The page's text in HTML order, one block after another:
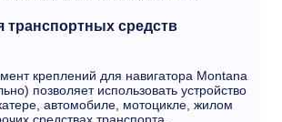
транспортных средств
креплений для навигатора Montana
позволяет использовать устройство
автомобиле, мотоцикле, жилом
средствах транспорта.